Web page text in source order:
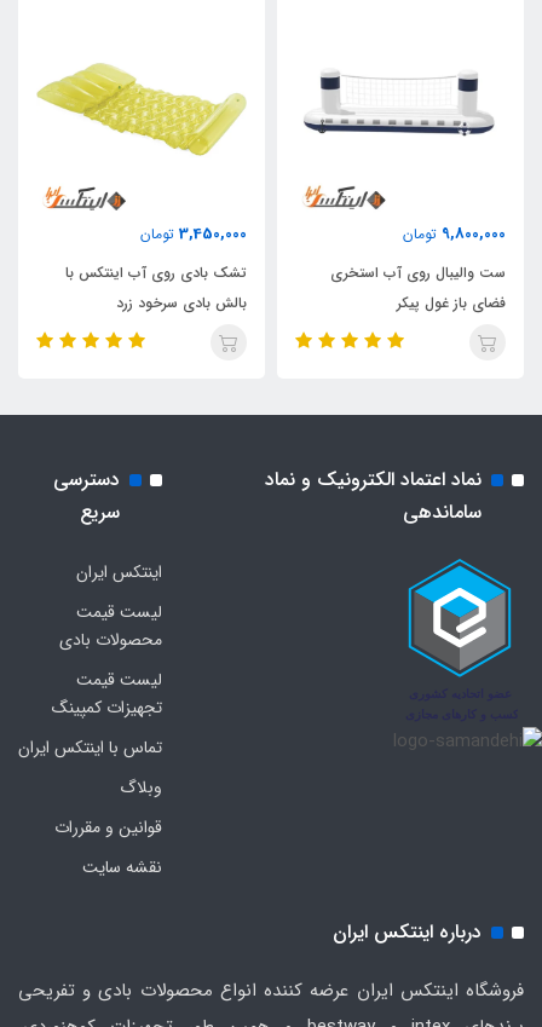
9,800,000 تومان
ست والیبال روی آب استخری
فضای باز غول پیکر
3,450,000 تومان
تشک بادی روی آب اینتکس با
بالش بادی سرخود زرد
نماد اعتماد الکترونیک و نماد
ساماندهی
دسترسی
سریع
اینتکس ایران
لیست قیمت
محصولات بادی
لیست قیمت
تجهیزات کمپینگ
تماس با اینتکس ایران
وبلاگ
قوانین و مقررات
نقشه سایت
درباره اینتکس ایران
فروشگاه اینتکس ایران عرضه کننده انواع محصولات بادی و تفریحی